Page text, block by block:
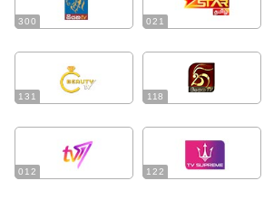
300 021
131 118
012 122